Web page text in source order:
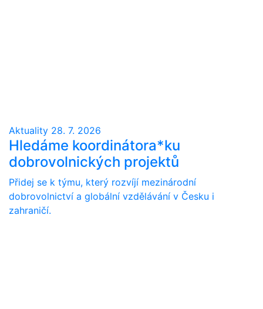
Aktuality 28. 7. 2026
Hledáme koordinátora*ku
dobrovolnických projektů
Přidej se k týmu, který rozvíjí mezinárodní
dobrovolnictví a globální vzdělávání v Česku i
zahraničí.